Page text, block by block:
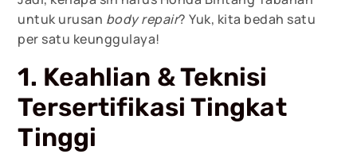
untuk urusan body repair? Yuk, kita bedah satu
per satu keunggulaya!
1. Keahlian & Teknisi
Tersertifikasi Tingkat
Tinggi